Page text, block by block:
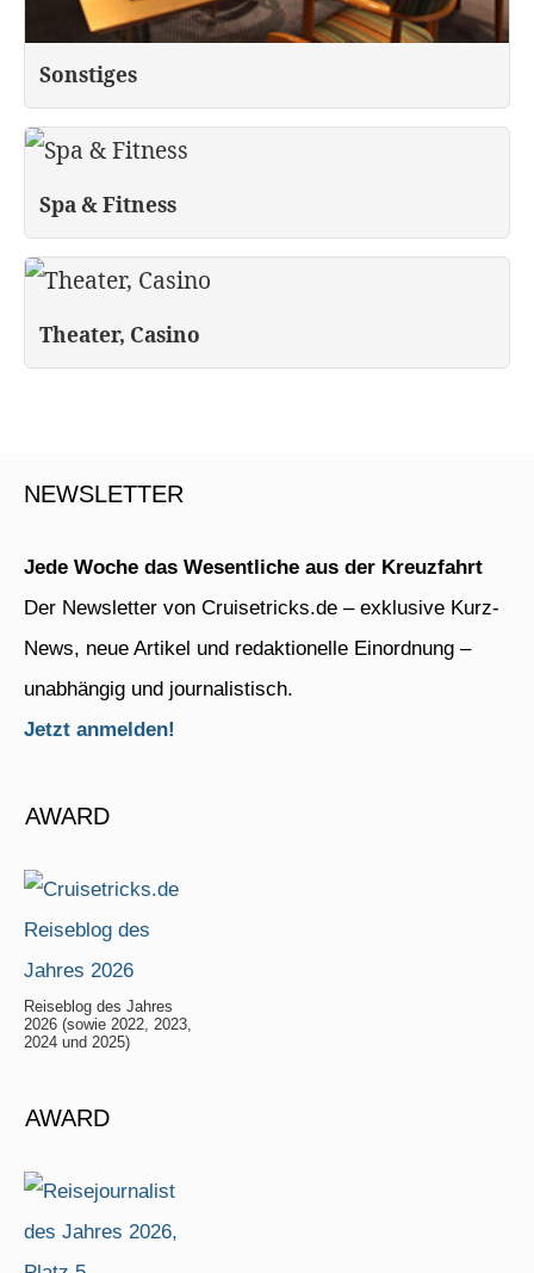
Sonstiges
Spa & Fitness
Theater, Casino
NEWSLETTER
Jede Woche das Wesentliche aus der Kreuzfahrt
Der Newsletter von Cruisetricks.de – exklusive Kurz-
News, neue Artikel und redaktionelle Einordnung –
unabhängig und journalistisch.
Jetzt anmelden!
AWARD
Reiseblog des Jahres
2026 (sowie 2022, 2023,
2024 und 2025)
AWARD